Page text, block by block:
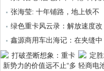
张海莹: 十年铺路，地上铁不
绿色重卡风云录：解放速度改
鑫源商用车出海记：在夹缝中